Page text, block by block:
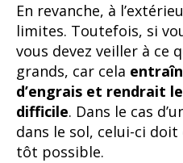
En revanche, à
limites. Toutefois, si
vous devez veiller à ce
grands, car cela
d’engrais et rendrait
difficile. Dans le cas
dans le sol, celui-ci
tôt possible.